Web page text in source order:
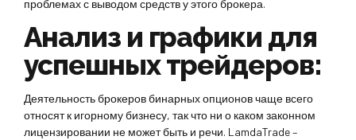
проблемах с выводом средств у этого брокера.
Анализ и графики для
успешных трейдеров:
Деятельность брокеров бинарных опционов чаще всего
относят к игорному бизнесу, так что ни о каком законном
лицензировании не может быть и речи. LamdaTrade –